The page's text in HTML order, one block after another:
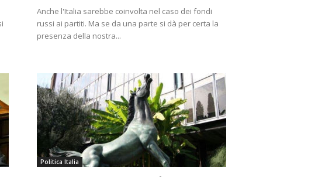
Anche l'Italia sarebbe coinvolta nel caso dei fondi
russi ai partiti. Ma se da una parte si dà per certa la
presenza della nostra...
Politica Italia